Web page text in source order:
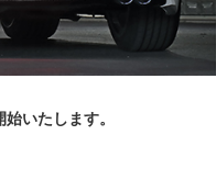
いたします。